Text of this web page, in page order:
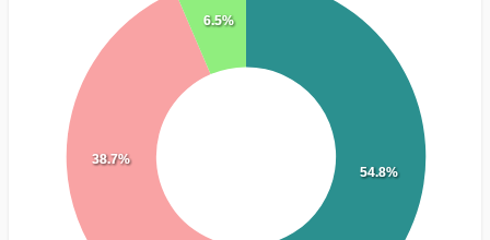
54.8%
38.7%
6.5%